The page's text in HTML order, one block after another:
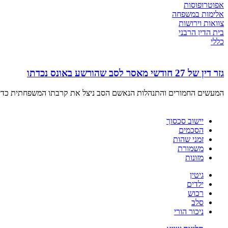
אפוטרופוסות
אלימות במשפחה
צוואות וירושות
בית הדין הרבני
כללי
גזר דין של 27 חודשי מאסר לסב שהורשע באונס נכדתו
המעשים החמורים והתנהלות הנאשם הסב ניצל את קרבתו המשפחתית
יישוב סכסוך
הסכמים
זמני שהות
משמורת
מזונות
גיטין
ילדים
רכוש
סלב
ניכור הורי